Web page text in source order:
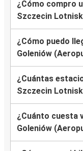
¿Cómo compro
Szczecin
¿Cómo puedo
Goleniów
¿Cuántas
Szczecin
¿Cuánto cuesta
Goleniów